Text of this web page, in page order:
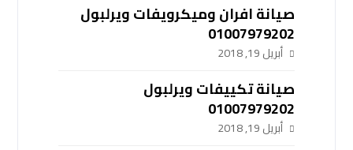
صيانة افران وميكرويفات ويرلبول
01007979202
أبريل 19, 2018
صيانة تكييفات ويرلبول
01007979202
أبريل 19, 2018